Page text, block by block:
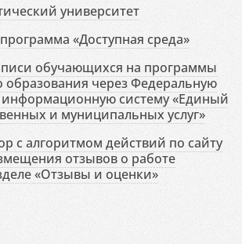
университет
«Доступная среда»
обучающихся на программы
образования через Федеральную
информационную систему «Единый
и муниципальных услуг»
с алгоритмом действий по сайту
отзывов о работе
«Отзывы и оценки»